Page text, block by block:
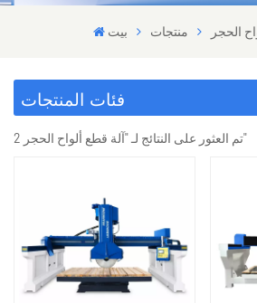
بيت منتجات الحجر
فئات المنتجات
2 تم العثور على النتائج لـ "آلة قطع ألواح الحجر"